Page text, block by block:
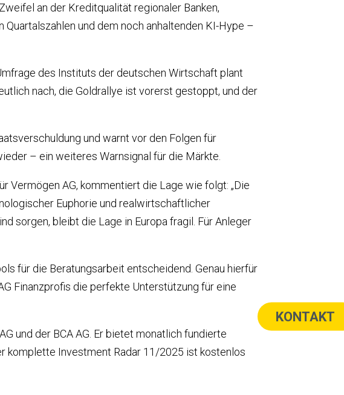
an der Kreditqualität regionaler Banken,
und dem noch anhaltenden KI-Hype –
des Instituts der deutschen Wirtschaft plant
nach, die Goldrallye ist vorerst gestoppt, und der
und warnt vor den Folgen für
– ein weiteres Warnsignal für die Märkte.
Vermögen AG, kommentiert die Lage wie folgt: „Die
Euphorie und realwirtschaftlicher
sorgen, bleibt die Lage in Europa fragil. Für Anleger
für die Beratungsarbeit entscheidend. Genau hierfür
Finanzprofis die perfekte Unterstützung für eine
und der BCA AG. Er bietet monatlich fundierte
komplette Investment Radar 11/2025 ist kostenlos
KONTAKT